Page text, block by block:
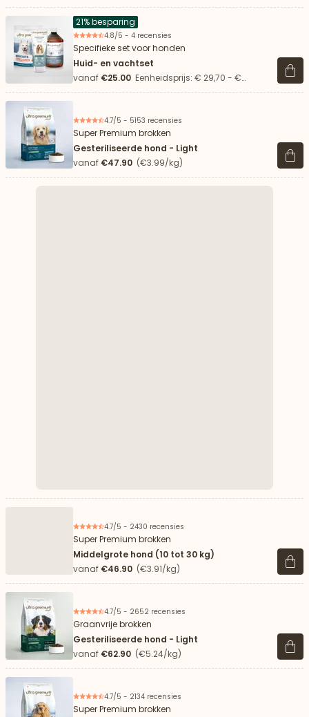
21% besparing
4.8/5 - 4 recensies
Specifieke set voor honden
Huid- en vachtset
vanaf €25.00 Eenheidsprijs: € 29,70 - €
29,41/kg
4.7/5 - 5153 recensies
Super Premium brokken
Gesteriliseerde hond - Light
vanaf €47.90 (€3.99/kg)
4.7/5 - 2430 recensies
Super Premium brokken
Middelgrote hond (10 tot 30 kg)
vanaf €46.90 (€3.91/kg)
4.7/5 - 2652 recensies
Graanvrije brokken
Gesteriliseerde hond - Light
vanaf €62.90 (€5.24/kg)
4.7/5 - 2134 recensies
Super Premium brokken